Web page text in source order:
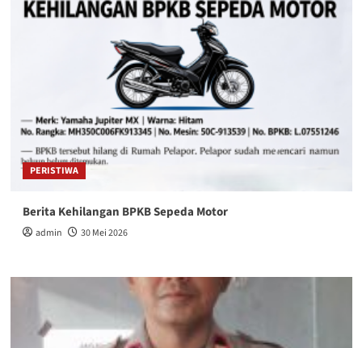
PERISTIWA
Berita Kehilangan BPKB Sepeda Motor
admin 30 Mei 2026